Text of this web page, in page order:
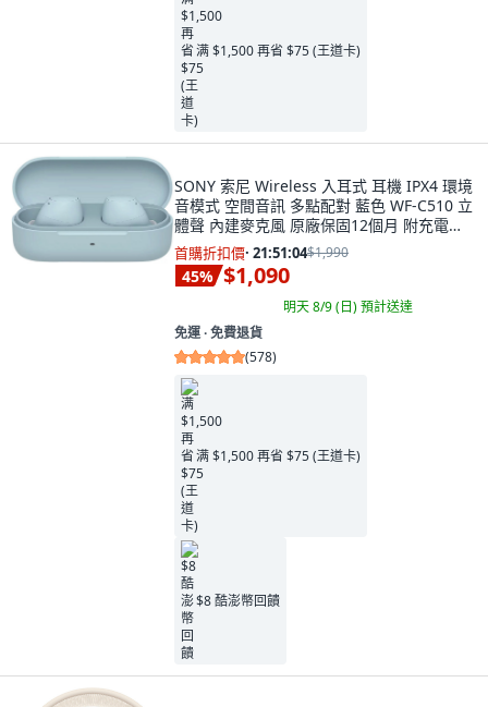
满 $1,500 再省 $75 (王道卡)
SONY 索尼 Wireless 入耳式 耳機 IPX4 環境
音模式 空間音訊 多點配對 藍色 WF-C510 立
體聲 內建麥克風 原廠保固12個月 附充電
盒、USB線、耳塞
首購折扣價· 21:51:03$1,990
45% $1,090
明天 8/9 (日)預計送達
免運 ∙ 免費退貨
(578)
满 $1,500 再省 $75 (王道卡)
$8 酷澎幣回饋